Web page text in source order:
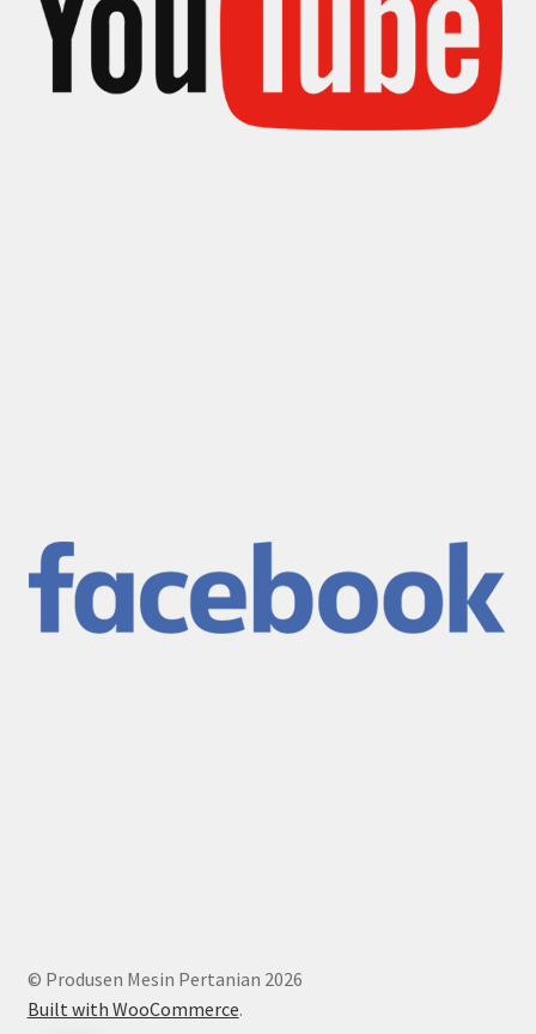
© Produsen Mesin Pertanian 2026
Built with WooCommerce.